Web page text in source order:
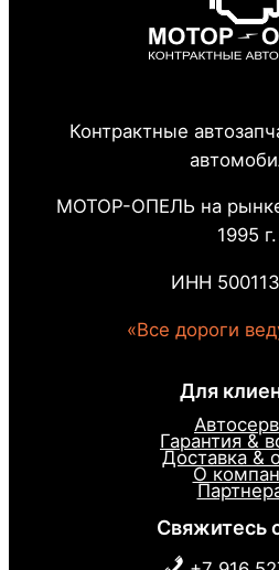
Контрактные
МОТОР-ОПЕЛЬ на рынке
1995 г.
ИНН
«Все дороги
Для
Гарантия &
Доставка &
О
Свяжитесь